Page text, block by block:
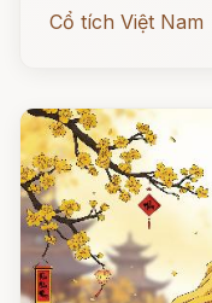
Cổ tích Việt Nam